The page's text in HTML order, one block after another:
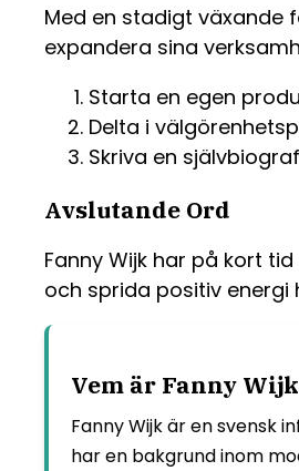
Med en stadigt växande
expandera sina
Starta en egen
Delta i
Skriva en
Avslutande Ord
Fanny Wijk har på kort
och sprida positiv
Vem är Fanny
Fanny Wijk är en svensk
har en bakgrund inom